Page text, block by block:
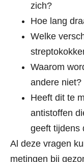
zich?
Hoe lang
Welke
Waarom
andere niet?
Heeft dit te
antistoffen
geeft tijdens
Al deze vragen
metingen bij